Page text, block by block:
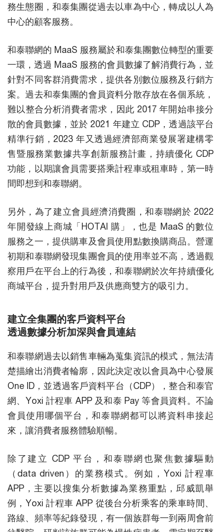
務生態圈，和泰集團從過去以車為中心，轉成以人為
中心的顧客服務。
和泰聯網的 MaaS 服務屬於和泰集團數位轉型的重要
一環，透過 MaaS 服務的會員數據了解消費行為，並
針對不同客群消費需求，提供各別數位服務及行銷方
案。過去和泰集團的會員資料分散存放在各個系統，
難以整合分析消費者需求，因此 2017 年開始串接分
散的會員數據，並於 2021 年建立 CDP，透過該平台
精準行銷，2023 年又透過經濟部商業發展署建構零
售暨服務業數據共享創新服務計畫，持續優化 CDP
功能，以期讓會員需要搭乘計程車或租車時，第一時
間即想到和泰聯網。
另外，為了建立會員經濟消費圈，和泰聯網於 2022
年開發線上商城「HOTAI 購」，也是 MaaS 的數位
服務之一，提供購車及會員使用點數換購商品。營運
初期和泰聯網發現集團會員的使用率並不高，透過觀
察用戶在平台上的行為後，和泰聯網於次年持續優化
商城平台，提升對用戶及供應商雙方的吸引力。
建立全集團的客戶資料平台
透過數據分析加深與會員連結
和泰聯網過去以銷售車輛為蒐集資訊的模式，無法清
楚描繪出消費者輪廓，因此決定改以會員為中心發展
One ID，並透過客戶資料平台（CDP），整合和泰官
網、Yoxi 計程車 APP 及和泰 Pay 等會員資料。不論
會員使用哪個平台，和泰聯網都可以將資料串接起
來，讓消費者服務體驗順暢。
除了建立 CDP 平台，和泰聯網也聚焦數據驅動
（data driven）的業務模式。例如，Yoxi 計程車
APP，主要以搜集分析數據為業務重點，邱威凱舉
例，Yoxi 計程車 APP 從後台分析乘客的乘車時間、
路線、頻率等紀錄發現，有一個族群每一到兩周會前